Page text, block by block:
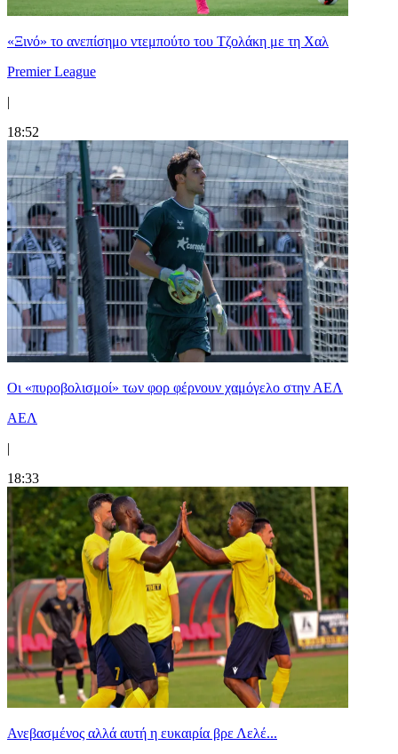
«Ξινό» το ανεπίσημο ντεμπούτο του Τζολάκη με τη Χαλ
Premier League
|
18:52
Οι «πυροβολισμοί» των φορ φέρνουν χαμόγελο στην ΑΕΛ
ΑΕΛ
|
18:33
Ανεβασμένος αλλά αυτή η ευκαιρία βρε Λελέ...